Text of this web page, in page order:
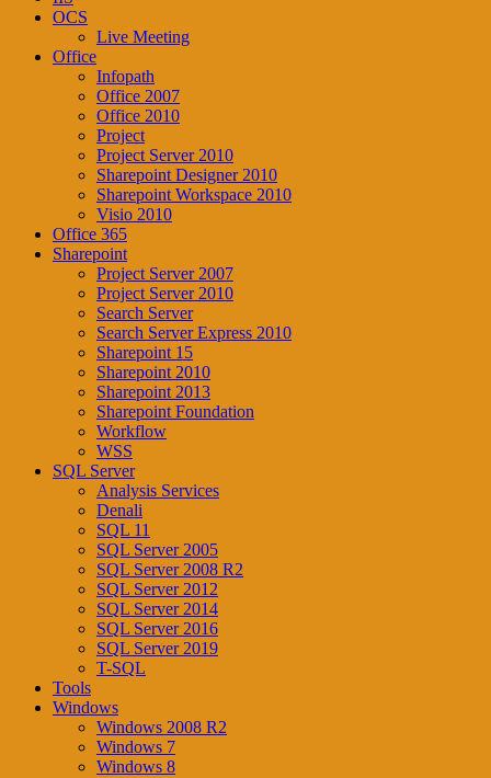
OCS
Live Meeting
Office
Infopath
Office 2007
Office 2010
Project
Project Server 2010
Sharepoint Designer 2010
Sharepoint Workspace 2010
Visio 2010
Office 365
Sharepoint
Project Server 2007
Project Server 2010
Search Server
Search Server Express 2010
Sharepoint 15
Sharepoint 2010
Sharepoint 2013
Sharepoint Foundation
Workflow
WSS
SQL Server
Analysis Services
Denali
SQL 11
SQL Server 2005
SQL Server 2008 R2
SQL Server 2012
SQL Server 2014
SQL Server 2016
SQL Server 2019
T-SQL
Tools
Windows
Windows 2008 R2
Windows 7
Windows 8